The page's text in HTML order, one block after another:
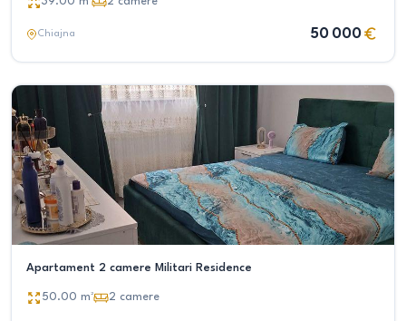
Chiajna 50 000
Apartament 2 camere Militari Residence
50.00 m² 2 camere